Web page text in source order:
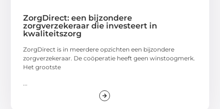
ZorgDirect: een bijzondere
zorgverzekeraar die investeert in
kwaliteitszorg
ZorgDirect is in meerdere opzichten een bijzondere
zorgverzekeraar. De coöperatie heeft geen winstoogmerk.
Het grootste